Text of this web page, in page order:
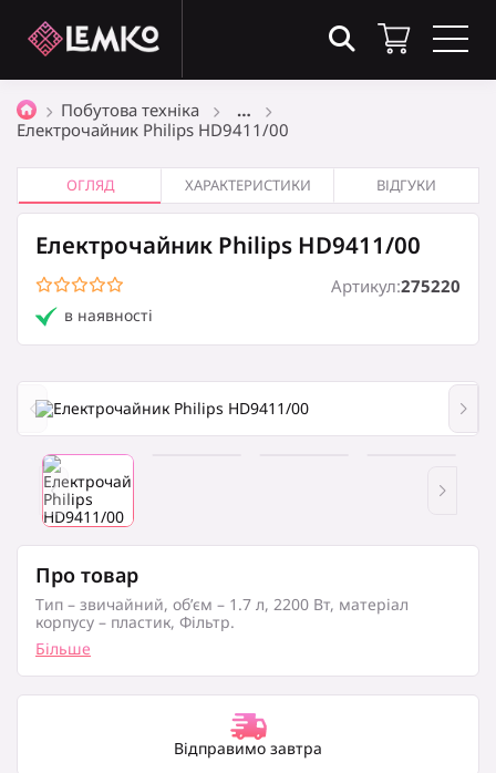
Товари в кошику (0)
0₴
Оформити замовлення
Побутова техніка
…
Електрочайник Philips HD9411/00
ОГЛЯД ХАРАКТЕРИСТИКИ ВІДГУКИ
Електрочайник Philips HD9411/00
в наявності
Артикул:275220
Про товар
Тип – звичайний, об’єм – 1.7 л, 2200 Вт, матеріал
корпусу – пластик, Фільтр.
Більше
Відправимо завтра